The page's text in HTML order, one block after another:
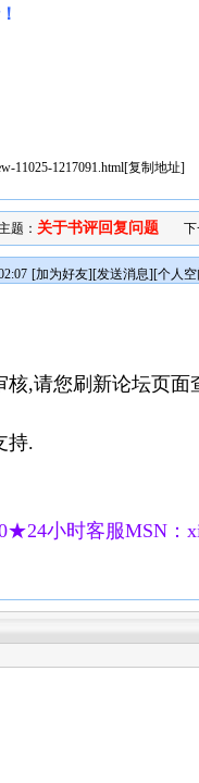
11025-1217091.html[复制地址]
题： 关于书评回复问题
[加为好友][发送消息][个人
,请您刷新论坛页面
持.
小时客服MSN